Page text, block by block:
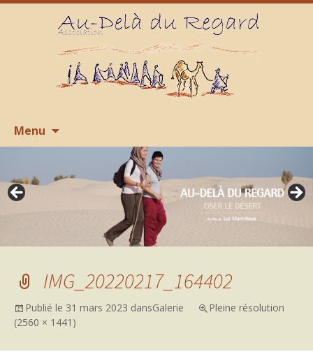
Menu
contenu
IMG_20220217_164402
Publié le 31 mars 2023 dansGalerie
Pleine résolution
(2560 × 1441)